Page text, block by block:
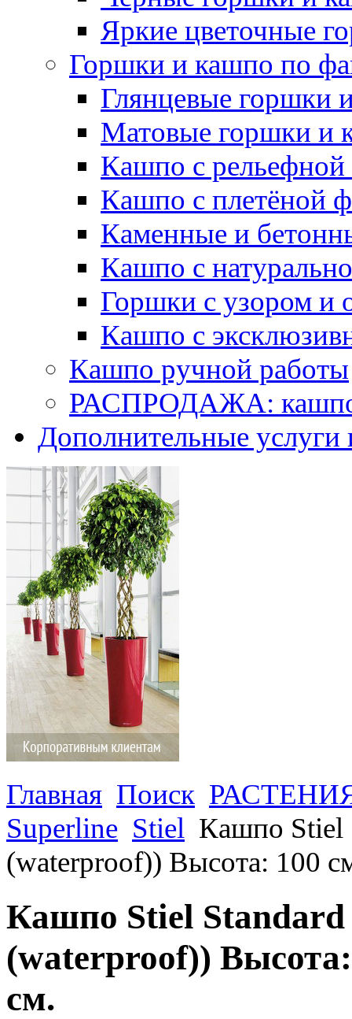
Яркие цветочные
Горшки и кашпо по
Глянцевые горшки
Матовые горшки и
Кашпо с рельефной
Кашпо с плетёной
Каменные и
Кашпо с
Горшки с узором и
Кашпо с
Кашпо ручной работы
РАСПРОДАЖА: кашпо
Дополнительные услуги
Главная Поиск
Superline Stiel Кашпо Stiel
(waterproof)) Высота: 100
Кашпо Stiel
(waterproof))
см.